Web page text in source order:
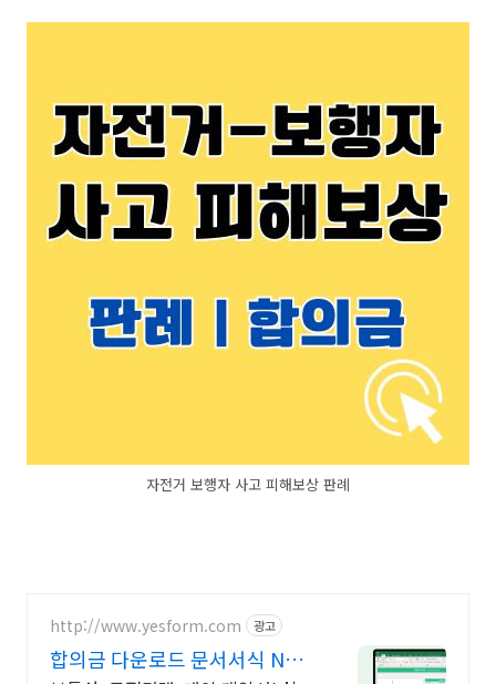
자전거 보행자 사고 피해보상 판례
http://www.yesform.com 광고
합의금 다운로드 문서서식 No.1